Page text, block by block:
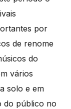
por
de renome
do
vários
solo e em
do público no